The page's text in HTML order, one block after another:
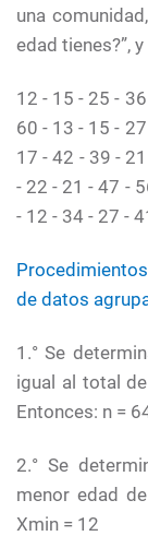
una
edad tienes?”,
12 - 15 - 25 -
60 - 13 - 15 -
17 - 42 - 39 -
- 22 - 21 - 47 -
- 12 - 34 - 27 -
de datos
1.° Se
igual al total
Entonces: n =
2.° Se
menor edad
Xmin = 12